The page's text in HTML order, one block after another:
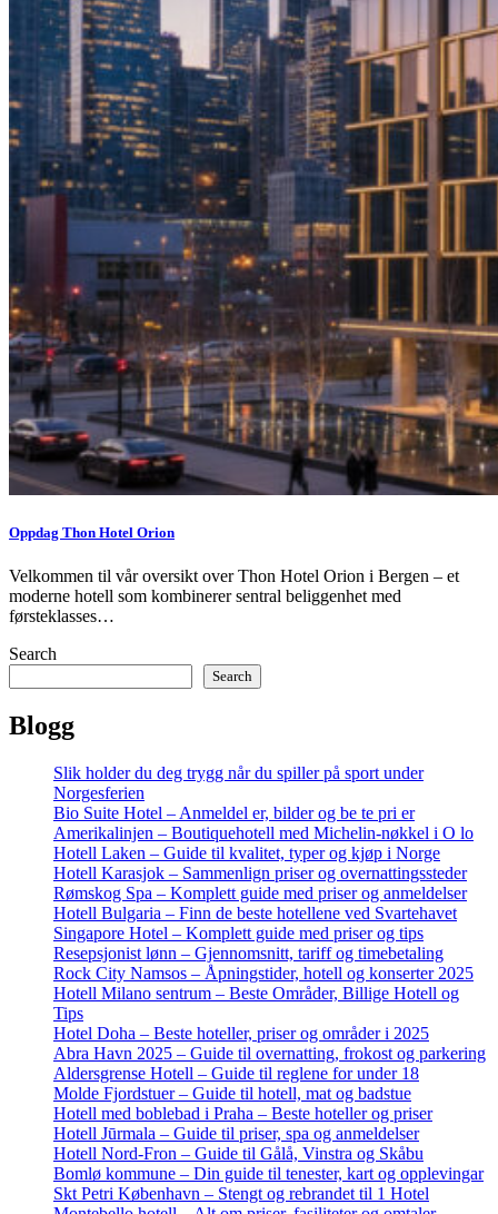
Oppdag Thon Hotel Orion
Velkommen til vår oversikt over Thon Hotel Orion i Bergen – et
moderne hotell som kombinerer sentral beliggenhet med
førsteklasses…
Search
Search
Blogg
Slik holder du deg trygg når du spiller på sport under
Norgesferien
Bio Suite Hotel – Anmeldel er, bilder og be te pri er
Amerikalinjen – Boutiquehotell med Michelin-nøkkel i O lo
Hotell Laken – Guide til kvalitet, typer og kjøp i Norge
Hotell Karasjok – Sammenlign priser og overnattingssteder
Rømskog Spa – Komplett guide med priser og anmeldelser
Hotell Bulgaria – Finn de beste hotellene ved Svartehavet
Singapore Hotel – Komplett guide med priser og tips
Resepsjonist lønn – Gjennomsnitt, tariff og timebetaling
Rock City Namsos – Åpningstider, hotell og konserter 2025
Hotell Milano sentrum – Beste Områder, Billige Hotell og
Tips
Hotel Doha – Beste hoteller, priser og områder i 2025
Abra Havn 2025 – Guide til overnatting, frokost og parkering
Aldersgrense Hotell – Guide til reglene for under 18
Molde Fjordstuer – Guide til hotell, mat og badstue
Hotell med boblebad i Praha – Beste hoteller og priser
Hotell Jūrmala – Guide til priser, spa og anmeldelser
Hotell Nord-Fron – Guide til Gålå, Vinstra og Skåbu
Bomlø kommune – Din guide til tenester, kart og opplevingar
Skt Petri København – Stengt og rebrandet til 1 Hotel